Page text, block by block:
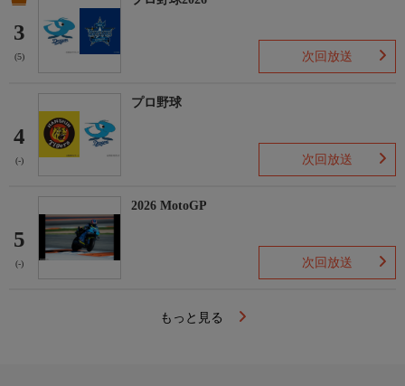
3
(5) 次回放送
4
(-)
プロ野球
次回放送
5
(-)
2026 MotoGP
次回放送
もっと見る